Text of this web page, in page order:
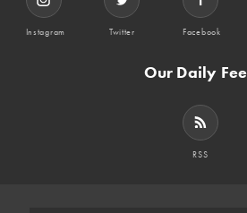
Instagram Twitter Facebook
Our Daily
RSS